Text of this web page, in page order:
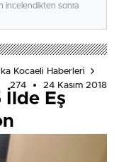
incelendikten sonra
Kocaeli Haberleri
274
24 Kasım 2018
İlde Eş